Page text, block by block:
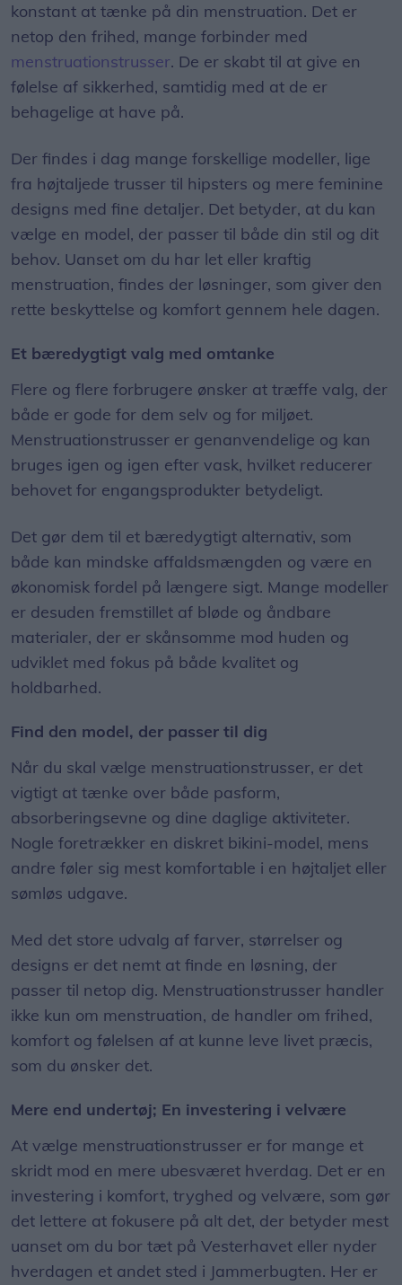
konstant at tænke på din menstruation. Det er
netop den frihed, mange forbinder med
menstruationstrusser. De er skabt til at give en
følelse af sikkerhed, samtidig med at de er
behagelige at have på.
Der findes i dag mange forskellige modeller, lige
fra højtaljede trusser til hipsters og mere feminine
designs med fine detaljer. Det betyder, at du kan
vælge en model, der passer til både din stil og dit
behov. Uanset om du har let eller kraftig
menstruation, findes der løsninger, som giver den
rette beskyttelse og komfort gennem hele dagen.
Et bæredygtigt valg med omtanke
Flere og flere forbrugere ønsker at træffe valg, der
både er gode for dem selv og for miljøet.
Menstruationstrusser er genanvendelige og kan
bruges igen og igen efter vask, hvilket reducerer
behovet for engangsprodukter betydeligt.
Det gør dem til et bæredygtigt alternativ, som
både kan mindske affaldsmængden og være en
økonomisk fordel på længere sigt. Mange modeller
er desuden fremstillet af bløde og åndbare
materialer, der er skånsomme mod huden og
udviklet med fokus på både kvalitet og
holdbarhed.
Find den model, der passer til dig
Når du skal vælge menstruationstrusser, er det
vigtigt at tænke over både pasform,
absorberingsevne og dine daglige aktiviteter.
Nogle foretrækker en diskret bikini-model, mens
andre føler sig mest komfortable i en højtaljet eller
sømløs udgave.
Med det store udvalg af farver, størrelser og
designs er det nemt at finde en løsning, der
passer til netop dig. Menstruationstrusser handler
ikke kun om menstruation, de handler om frihed,
komfort og følelsen af at kunne leve livet præcis,
som du ønsker det.
Mere end undertøj; En investering i velvære
At vælge menstruationstrusser er for mange et
skridt mod en mere ubesværet hverdag. Det er en
investering i komfort, tryghed og velvære, som gør
det lettere at fokusere på alt det, der betyder mest
uanset om du bor tæt på Vesterhavet eller nyder
hverdagen et andet sted i Jammerbugten. Her er